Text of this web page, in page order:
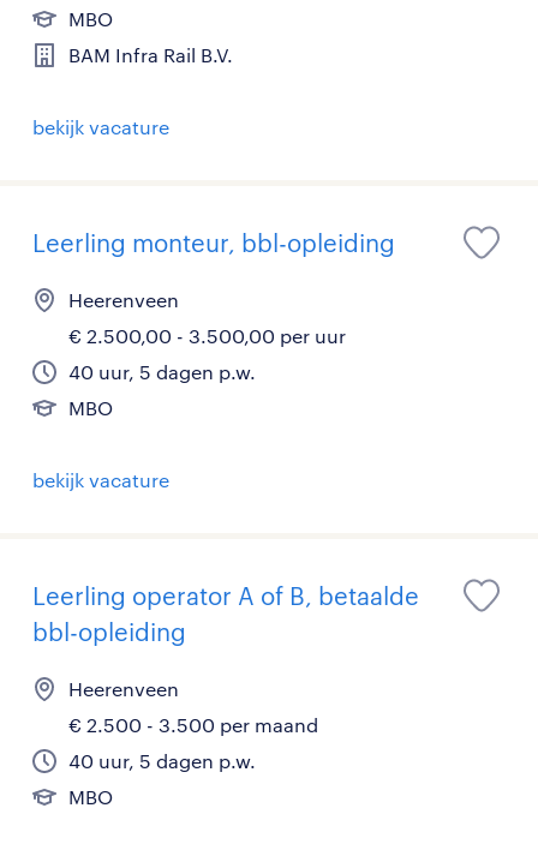
MBO
BAM Infra Rail B.V.
bekijk vacature
Leerling monteur, bbl-opleiding
Heerenveen
€ 2.500,00 - 3.500,00 per uur
40 uur, 5 dagen p.w.
MBO
bekijk vacature
Leerling operator A of B, betaalde
bbl-opleiding
Heerenveen
€ 2.500 - 3.500 per maand
40 uur, 5 dagen p.w.
MBO